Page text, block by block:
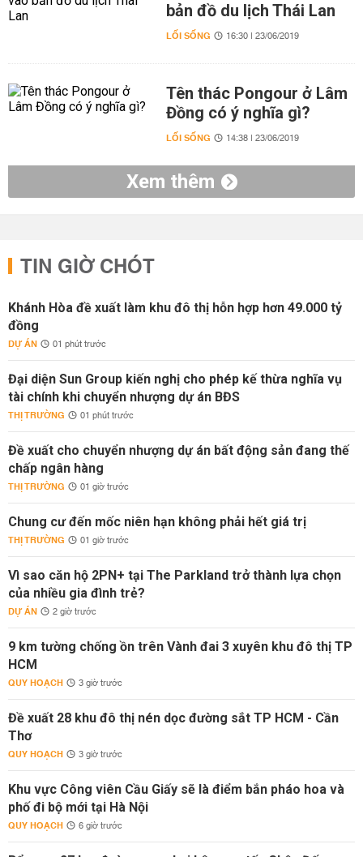
bản đồ du lịch Thái Lan
LỐI SỐNG 16:30 | 23/06/2019
Tên thác Pongour ở Lâm
Đồng có ý nghĩa gì?
LỐI SỐNG 14:38 | 23/06/2019
Xem thêm
TIN GIỜ CHÓT
Khánh Hòa đề xuất làm khu đô thị hỗn hợp hơn 49.000 tỷ
đồng
DỰ ÁN 01 phút trước
Đại diện Sun Group kiến nghị cho phép kế thừa nghĩa vụ
tài chính khi chuyển nhượng dự án BĐS
THỊ TRƯỜNG 01 phút trước
Đề xuất cho chuyển nhượng dự án bất động sản đang thế
chấp ngân hàng
THỊ TRƯỜNG 01 giờ trước
Chung cư đến mốc niên hạn không phải hết giá trị
THỊ TRƯỜNG 01 giờ trước
Vì sao căn hộ 2PN+ tại The Parkland trở thành lựa chọn
của nhiều gia đình trẻ?
DỰ ÁN 2 giờ trước
9 km tường chống ồn trên Vành đai 3 xuyên khu đô thị TP
HCM
QUY HOẠCH 3 giờ trước
Đề xuất 28 khu đô thị nén dọc đường sắt TP HCM - Cần
Thơ
QUY HOẠCH 3 giờ trước
Khu vực Công viên Cầu Giấy sẽ là điểm bắn pháo hoa và
phố đi bộ mới tại Hà Nội
QUY HOẠCH 6 giờ trước